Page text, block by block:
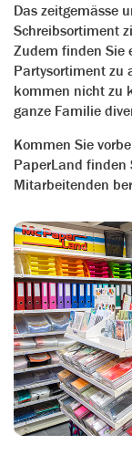
Das zeitgemässe
Schreibsortiment
Zudem finden Sie
Partysortiment zu
kommen nicht zu
ganze Familie
Kommen Sie
PaperLand finden
Mitarbeitenden